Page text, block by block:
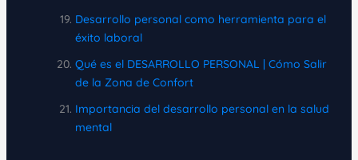
Desarrollo personal como herramienta para el
éxito laboral
Qué es el DESARROLLO PERSONAL | Cómo Salir
de la Zona de Confort
Importancia del desarrollo personal en la salud
mental